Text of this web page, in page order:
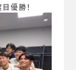
優勝！